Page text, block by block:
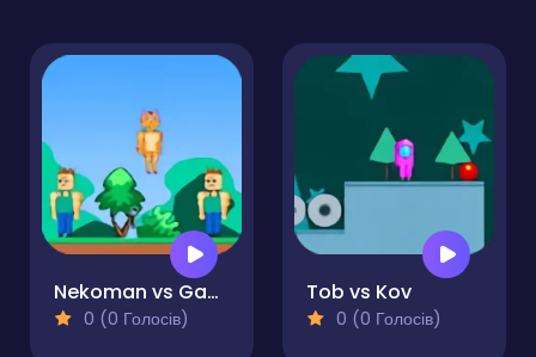
Nekoman vs Gangster 2
0 (0 Голосів)
Tob vs Kov
0 (0 Голосів)